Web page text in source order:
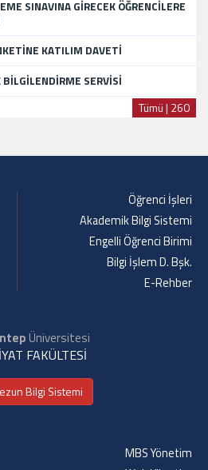
SINAVINA GİRECEK ÖĞRENCİLERE
KATILIM DAVETİ
BİLGİLENDİRME SERVİSİ
Tümü | 260
Öğrenci İşleri
Akademik Bilgi Sistemi
Engelli Öğrenci Birimi
Bilgi İşlem D. Bşk.
E-Rehber
Üniversitesi
FAKÜLTESİ
Bilgi Sistemi
MBS Yönetim